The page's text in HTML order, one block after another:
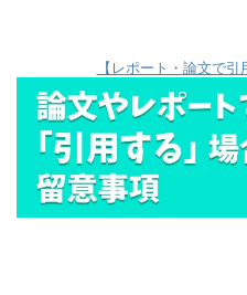
【レポート・論文で引